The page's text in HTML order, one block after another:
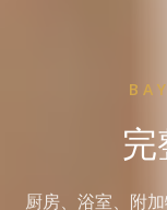
厨房、浴室、附